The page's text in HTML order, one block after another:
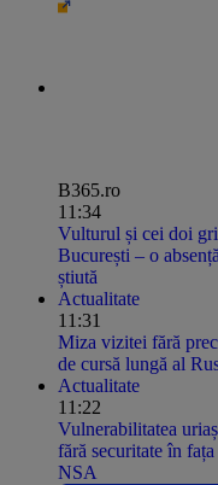
B365.ro
11:34
Vulturul și cei doi
București – o
știută
Actualitate
11:31
Miza vizitei fără
de cursă lungă al
Actualitate
11:22
Vulnerabilitatea
fără securitate în
NSA